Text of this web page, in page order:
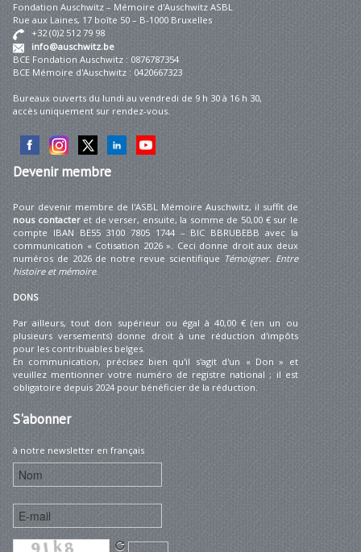
Fondation Auschwitz – Mémoire d'Auschwitz ASBL
Rue aux Laines, 17 boîte 50 – B-1000 Bruxelles
+32 (0)2 512 79 98
info@auschwitz.be
BCE Fondation Auschwitz : 0876787354
BCE Mémoire d'Auschwitz : 0420667323
Bureaux ouverts du lundi au vendredi de 9 h 30 à 16 h 30,
accès uniquement sur rendez-vous.
Devenirmembre
Pour devenir membre de l'ASBL Mémoire Auschwitz, il suffit de
nous contacteret de verser, ensuite, la somme de 50,00 € sur le
compte IBAN BE55 3100 7805 1744 – BIC BBRUBEBB avec la
communication « Cotisation 2026 ». Ceci donne droit aux deux
numéros de 2026 de notre revue scientifique Témoigner. Entre
histoire et mémoire.
DONS
Par ailleurs, tout don supérieur ou égal à 40,00 € (en un ou
plusieurs versements) donne droit à une réduction d'impôts
pour les contribuables belges.
En communication, précisez bien qu'il s'agit d'un « Don » et
veuillez mentionner votre numéro de registre national ; il est
obligatoire depuis 2024 pour bénéficier de la réduction.
S'abonner
à notre newsletter en français